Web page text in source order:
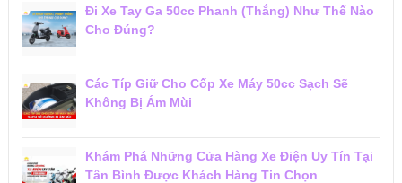
Đi Xe Tay Ga 50cc Phanh (Thắng) Như Thế Nào
Cho Đúng?
Các Típ Giữ Cho Cốp Xe Máy 50cc Sạch Sẽ
Không Bị Ám Mùi
Khám Phá Những Cửa Hàng Xe Điện Uy Tín Tại
Tân Bình Được Khách Hàng Tin Chọn